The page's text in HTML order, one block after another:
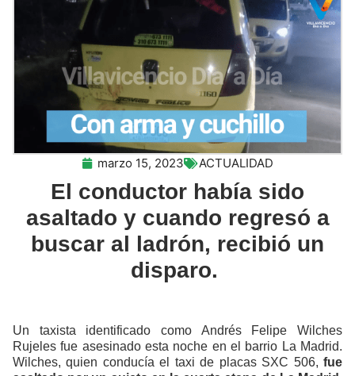
marzo 15, 2023 ACTUALIDAD
El conductor había sido
asaltado y cuando regresó a
buscar al ladrón, recibió un
disparo.
Un taxista identificado como Andrés Felipe Wilches
Rujeles fue asesinado esta noche en el barrio La Madrid.
Wilches, quien conducía el taxi de placas SXC 506, fue